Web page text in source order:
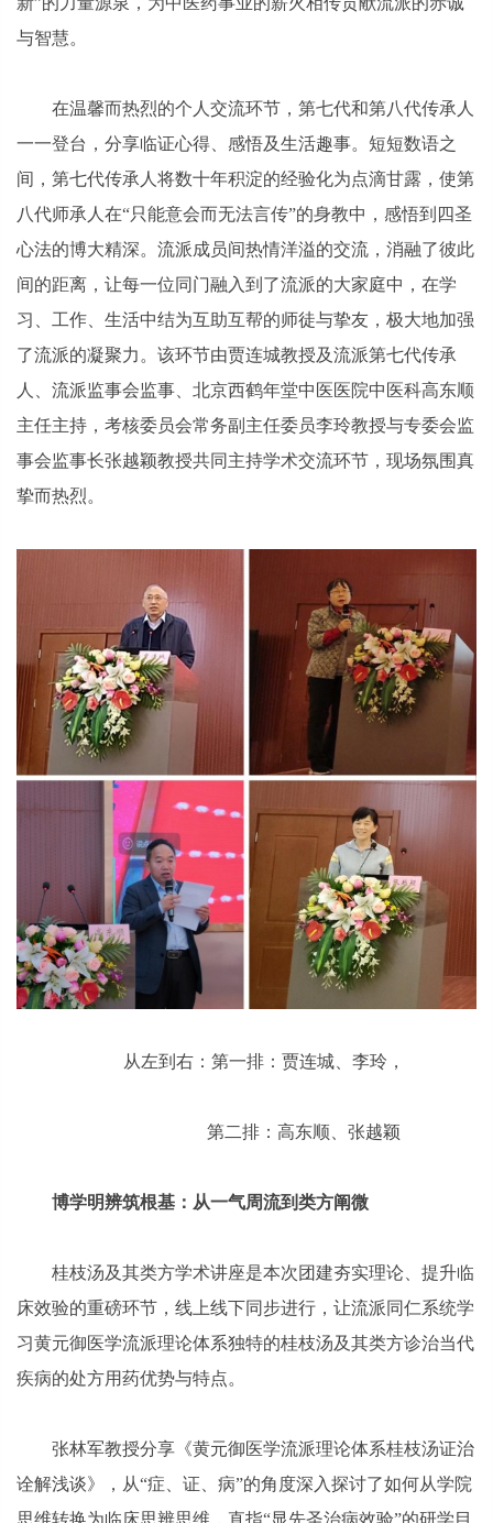
与智慧。
在温馨而热烈的个人交流环节，第七代和第八代传承人
一一登台，分享临证心得、感悟及生活趣事。短短数语之
间，第七代传承人将数十年积淀的经验化为点滴甘露，使第
八代师承人在“只能意会而无法言传”的身教中，感悟到四圣
心法的博大精深。流派成员间热情洋溢的交流，消融了彼此
间的距离，让每一位同门融入到了流派的大家庭中，在学
习、工作、生活中结为互助互帮的师徒与挚友，极大地加强
了流派的凝聚力。该环节由贾连城教授及流派第七代传承
人、流派监事会监事、北京西鹤年堂中医医院中医科高东顺
主任主持，考核委员会常务副主任委员李玲教授与专委会监
事会监事长张越颖教授共同主持学术交流环节，现场氛围真
挚而热烈。
从左到右：第一排：贾连城、李玲，
第二排：高东顺、张越颖
博学明辨筑根基：从一气周流到类方阐微
桂枝汤及其类方学术讲座是本次团建夯实理论、提升临
床效验的重磅环节，线上线下同步进行，让流派同仁系统学
习黄元御医学流派理论体系独特的桂枝汤及其类方诊治当代
疾病的处方用药优势与特点。
张林军教授分享《黄元御医学流派理论体系桂枝汤证治
诠解浅谈》，从“症、证、病”的角度深入探讨了如何从学院
思维转换为临床思辨思维，直指“显先圣治病效验”的研学目